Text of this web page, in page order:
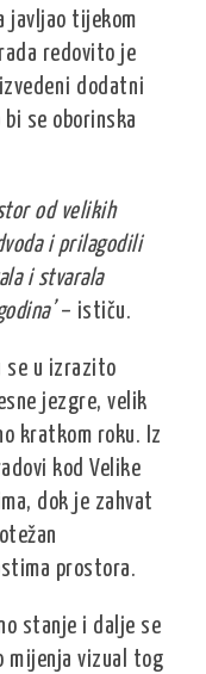
javljao tijekom
redovito je
dodatni
se oborinska
od velikih
i prilagodili
i stvarala
– ističu.
se u izrazito
jezgre, velik
kratkom roku. Iz
kod Velike
dok je zahvat
prostora.
stanje i dalje se
mijenja vizual tog